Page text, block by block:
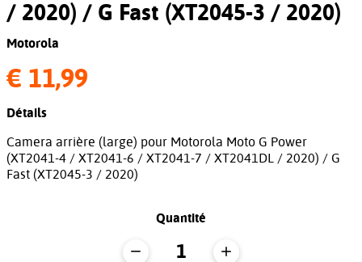
/ 2020) / G Fast (XT2045-3 / 2020)
Motorola
€ 11,99
Détails
Camera arrière (large) pour Motorola Moto G Power
(XT2041-4 / XT2041-6 / XT2041-7 / XT2041DL / 2020) / G
Fast (XT2045-3 / 2020)
Quantité